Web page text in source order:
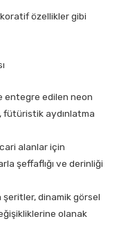
özellikler gibi
entegre edilen neon
fütüristik aydınlatma
alanlar için
şeffaflığı ve derinliği
dinamik görsel
olanak